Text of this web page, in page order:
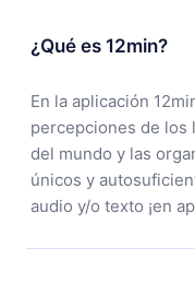
¿Qué es 12min?
En la aplicación
percepciones de los
del mundo y las
únicos y
audio y/o texto ¡en